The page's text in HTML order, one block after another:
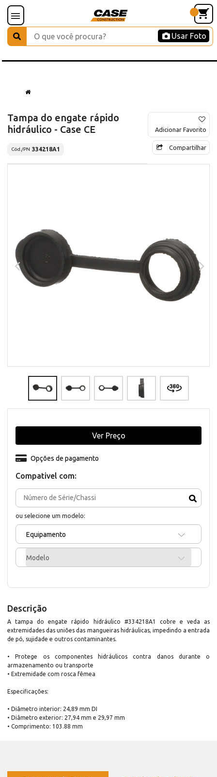
Usar Foto
Tampa do engate rápido
hidráulico - Case CE
Cód./PN 334218A1
Adicionar Favorito
Compartilhar
Compativel com:
ou selecione um modelo:
Equipamento
Modelo
Opções de pagamento
Ver Preço
Descrição
A tampa do engate rápido hidráulico #334218A1 cobre e veda as
extremidades das uniões das mangueiras hidráulicas, impedindo a entrada
de pó, sujidade e outros contaminantes.
• Protege os componentes hidráulicos contra danos durante o
armazenamento ou transporte
• Extremidade com rosca fêmea
Especificações:
• Diâmetro interior: 24,89 mm DI
• Diâmetro exterior: 27,94 mm e 29,97 mm
• Comprimento: 103.88 mm